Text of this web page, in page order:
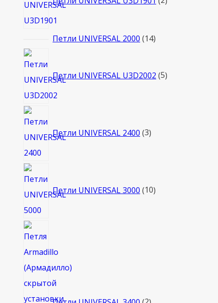
Петли UNIVERSAL 2000 1414
Петли UNIVERSAL U3D2002 5товаров
Петли UNIVERSAL 2400 3товара
Петли UNIVERSAL 3000 10товаров